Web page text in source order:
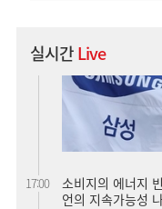
실시간Live
소비지의 에너지
언의 지속가능성 나